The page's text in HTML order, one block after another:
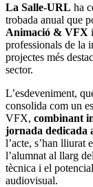
La Salle-URL ha
trobada anual que
Animació & VFX
professionals de la
projectes més
sector.
L’esdeveniment,
consolida com un
VFX, combinant
jornada dedicada
l’acte, s’han lliurat
l’alumnat al llarg
tècnica i el
audiovisual.